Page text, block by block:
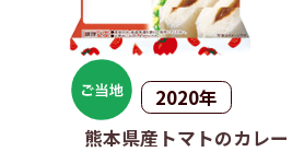
2020年
熊本県産トマトのカレー